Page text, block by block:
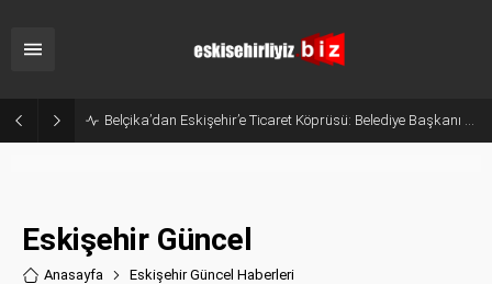
Eskişehir’in Gururu Elif Ertek Millî Takım Kampına Davet Edildi!
Eskişehir Güncel
Anasayfa Eskişehir Güncel Haberleri